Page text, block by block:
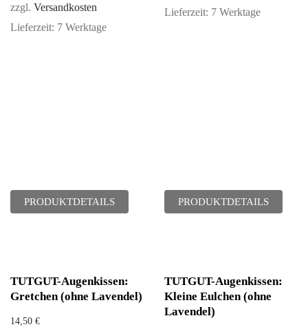
zzgl. Versandkosten
Lieferzeit: 7 Werktage
PRODUKTDETAILS
Lieferzeit: 7 Werktage
PRODUKTDETAILS
TUTGUT-Augenkissen:
Gretchen (ohne Lavendel)
14,50 €
TUTGUT-Augenkissen:
Kleine Eulchen (ohne
Lavendel)